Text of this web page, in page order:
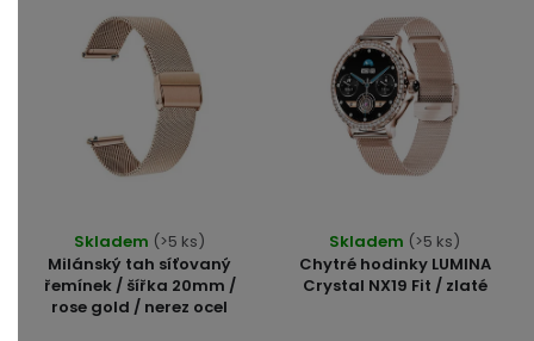
Milánský tah síťovaný
řemínek / šířka 20mm /
rose gold / nerez ocel
Skladem (>5 ks)
Chytré hodinky LUMINA
Crystal NX19 Fit / zlaté
hodnocení
produktu
Skladem (>5 ks)